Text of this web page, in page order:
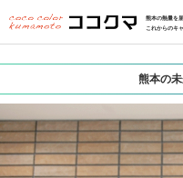
熊本の熱量を
これからのキ
熊本の